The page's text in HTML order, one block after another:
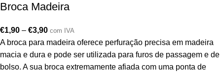
Broca Madeira
€1,90 – €3,90 com IVA
A broca para madeira oferece perfuração precisa em madeira
macia e dura e pode ser utilizada para furos de passagem e de
bolso. A sua broca extremamente afiada com uma ponta de